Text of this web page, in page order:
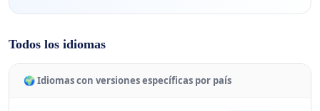
Todos los idiomas
🌍 Idiomas con versiones específicas por país